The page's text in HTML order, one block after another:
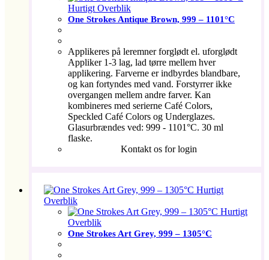
Hurtigt Overblik
One Strokes Antique Brown, 999 – 1101°C
Applikeres på leremner forglødt el. uforglødt
Appliker 1-3 lag, lad tørre mellem hver
applikering. Farverne er indbyrdes blandbare,
og kan fortyndes med vand. Forstyrrer ikke
overgangen mellem andre farver. Kan
kombineres med serierne Café Colors,
Speckled Café Colors og Underglazes.
Glasurbrændes ved: 999 - 1101°C. 30 ml
flaske.
Kontakt os for login
Hurtigt
Overblik
Hurtigt
Overblik
One Strokes Art Grey, 999 – 1305°C